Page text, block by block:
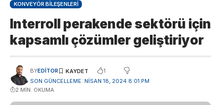
KONVEYÖR BILEŞENLERI
Interroll perakende sektörü için
kapsamlı çözümler geliştiriyor
SON GÜNCELLEME: NISAN 18, 2024 8:01 PM
BYEDITOR 1
2 MIN. OKUMA